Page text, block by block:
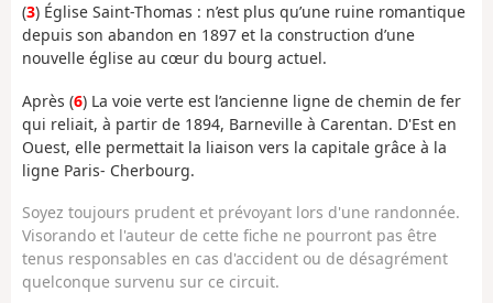
(3) Église Saint-Thomas : n’est plus qu’une ruine romantique
depuis son abandon en 1897 et la construction d’une
nouvelle église au cœur du bourg actuel.
Après (6) La voie verte est l’ancienne ligne de chemin de fer
qui reliait, à partir de 1894, Barneville à Carentan. D'Est en
Ouest, elle permettait la liaison vers la capitale grâce à la
ligne Paris- Cherbourg.
Soyez toujours prudent et prévoyant lors d'une randonnée.
Visorando et l'auteur de cette fiche ne pourront pas être
tenus responsables en cas d'accident ou de désagrément
quelconque survenu sur ce circuit.